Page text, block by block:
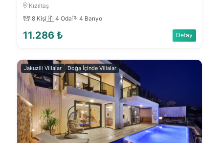
Kızıltaş
8 Kişi
4 Oda 4 Banyo
11.286 ₺ Detay
Jakuzili Villalar Doğa İçinde Villalar